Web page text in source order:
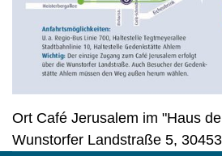
Ort Café Jerusalem im "Haus
Wunstorfer Landstraße 5,